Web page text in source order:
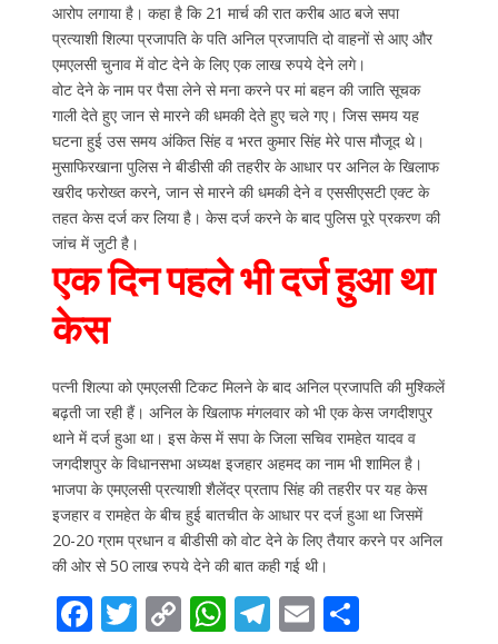
आरोप लगाया है। कहा है कि 21 मार्च की रात करीब आठ बजे सपा
प्रत्याशी शिल्पा प्रजापति के पति अनिल प्रजापति दो वाहनों से आए और
एमएलसी चुनाव में वोट देने के लिए एक लाख रुपये देने लगे।
वोट देने के नाम पर पैसा लेने से मना करने पर मां बहन की जाति सूचक
गाली देते हुए जान से मारने की धमकी देते हुए चले गए। जिस समय यह
घटना हुई उस समय अंकित सिंह व भरत कुमार सिंह मेरे पास मौजूद थे।
मुसाफिरखाना पुलिस ने बीडीसी की तहरीर के आधार पर अनिल के खिलाफ
खरीद फरोख्त करने, जान से मारने की धमकी देने व एससीएसटी एक्ट के
तहत केस दर्ज कर लिया है। केस दर्ज करने के बाद पुलिस पूरे प्रकरण की
जांच में जुटी है।
एक दिन पहले भी दर्ज हुआ था
केस
पत्नी शिल्पा को एमएलसी टिकट मिलने के बाद अनिल प्रजापति की मुश्किलें
बढ़ती जा रही हैं। अनिल के खिलाफ मंगलवार को भी एक केस जगदीशपुर
थाने में दर्ज हुआ था। इस केस में सपा के जिला सचिव रामहेत यादव व
जगदीशपुर के विधानसभा अध्यक्ष इजहार अहमद का नाम भी शामिल है।
भाजपा के एमएलसी प्रत्याशी शैलेंद्र प्रताप सिंह की तहरीर पर यह केस
इजहार व रामहेत के बीच हुई बातचीत के आधार पर दर्ज हुआ था जिसमें
20-20 ग्राम प्रधान व बीडीसी को वोट देने के लिए तैयार करने पर अनिल
की ओर से 50 लाख रुपये देने की बात कही गई थी।
F T C W T E S